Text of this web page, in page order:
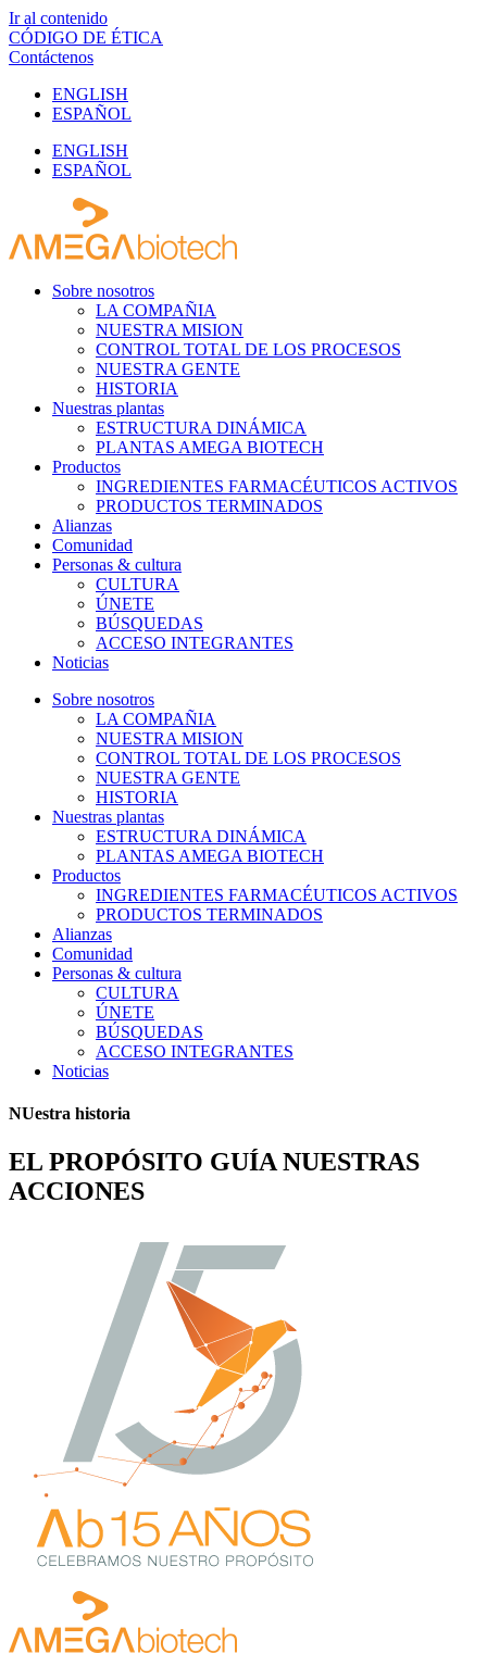
Ir al contenido
CÓDIGO DE ÉTICA
Contáctenos
ENGLISH
ESPAÑOL
ENGLISH
ESPAÑOL
Sobre nosotros
LA COMPAÑIA
NUESTRA MISION
CONTROL TOTAL DE LOS PROCESOS
NUESTRA GENTE
HISTORIA
Nuestras plantas
ESTRUCTURA DINÁMICA
PLANTAS AMEGA BIOTECH
Productos
INGREDIENTES FARMACÉUTICOS ACTIVOS
PRODUCTOS TERMINADOS
Alianzas
Comunidad
Personas & cultura
CULTURA
ÚNETE
BÚSQUEDAS
ACCESO INTEGRANTES
Noticias
Sobre nosotros
LA COMPAÑIA
NUESTRA MISION
CONTROL TOTAL DE LOS PROCESOS
NUESTRA GENTE
HISTORIA
Nuestras plantas
ESTRUCTURA DINÁMICA
PLANTAS AMEGA BIOTECH
Productos
INGREDIENTES FARMACÉUTICOS ACTIVOS
PRODUCTOS TERMINADOS
Alianzas
Comunidad
Personas & cultura
CULTURA
ÚNETE
BÚSQUEDAS
ACCESO INTEGRANTES
Noticias
NUestra historia
EL PROPÓSITO GUÍA NUESTRAS
ACCIONES